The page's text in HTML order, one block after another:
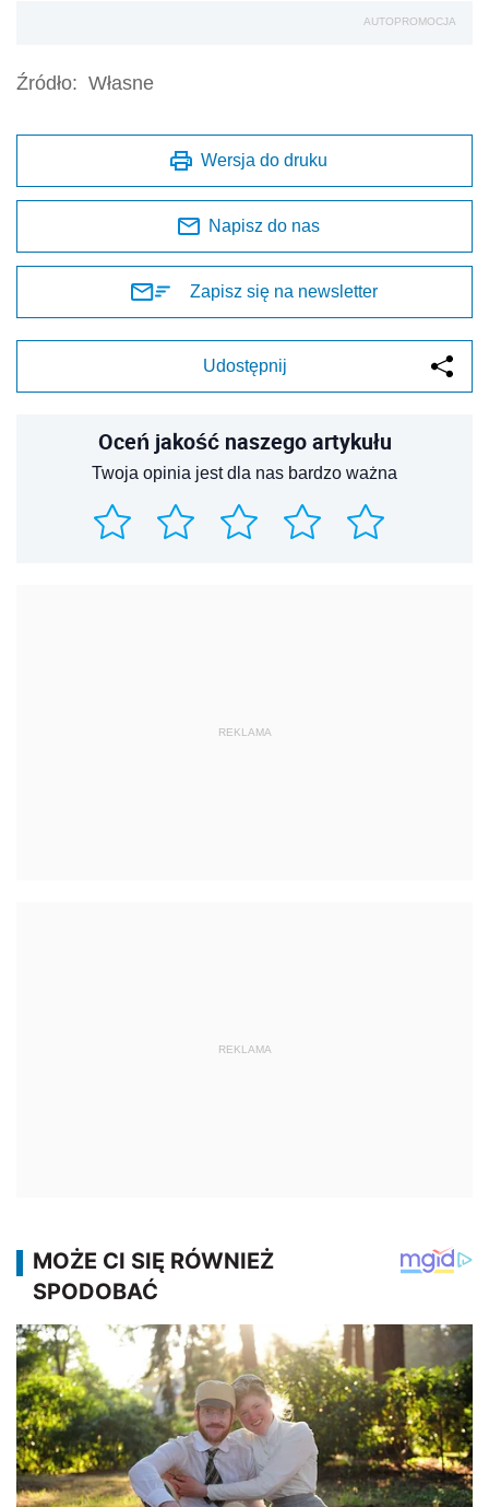
AUTOPROMOCJA
Źródło: Własne
Wersja do druku
Napisz do nas
Zapisz się na newsletter
Udostępnij
Oceń jakość naszego artykułu
Twoja opinia jest dla nas bardzo ważna
REKLAMA
REKLAMA